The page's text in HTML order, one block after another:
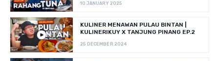
10 JANUARY 2025
KULINER MENAWAN PULAU BINTAN |
KULINERIKUY X TANJUNG PINANG EP.2
25 DECEMBER 2024